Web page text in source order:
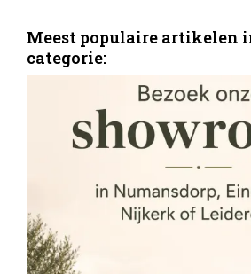
Meest populaire artikelen
categorie: